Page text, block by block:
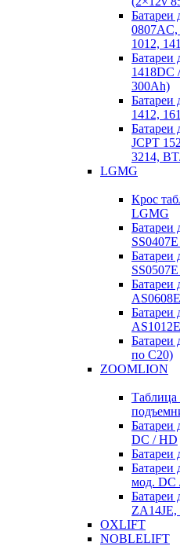
Батареи
0807AC,
1012,
Батареи
1418DC
300Ah)
Батареи
1412,
JCPT
3214,
LGMG
Крос
LGMG
Батареи
Батареи
Батареи
Батареи
Батареи
по С20)
ZOOMLION
Таблица
Батареи
DC / HD
Батареи
Батареи
мод. DC
Батареи
ZA14JE,
OXLIFT
NOBLELIFT